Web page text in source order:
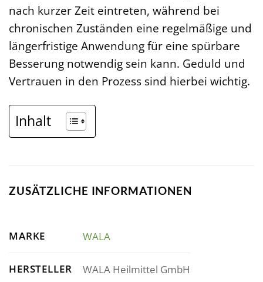
nach kurzer Zeit eintreten, während bei
chronischen Zuständen eine regelmäßige und
längerfristige Anwendung für eine spürbare
Besserung notwendig sein kann. Geduld und
Vertrauen in den Prozess sind hierbei wichtig.
Inhalt
ZUSÄTZLICHE INFORMATIONEN
MARKE WALA
HERSTELLER WALA Heilmittel GmbH